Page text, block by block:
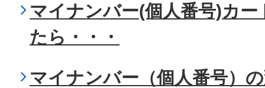
マイナンバー(個人番号)カ
たら・・・
マイナンバー（個人番号）